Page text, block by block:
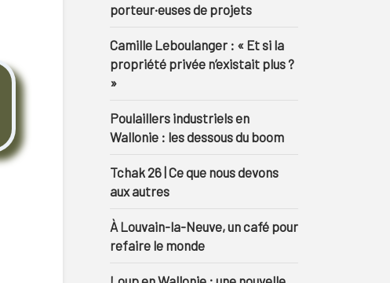
porteur·euses de projets
Camille Leboulanger : « Et si la
propriété privée n’existait plus ?
»
Poulaillers industriels en
Wallonie : les dessous du boom
Tchak 26 | Ce que nous devons
aux autres
À Louvain-la-Neuve, un café pour
refaire le monde